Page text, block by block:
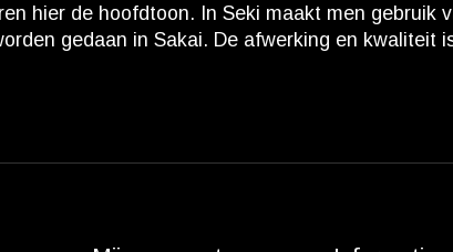
hier de hoofdtoon. In Seki maakt men
gedaan in Sakai. De afwerking en kwaliteit